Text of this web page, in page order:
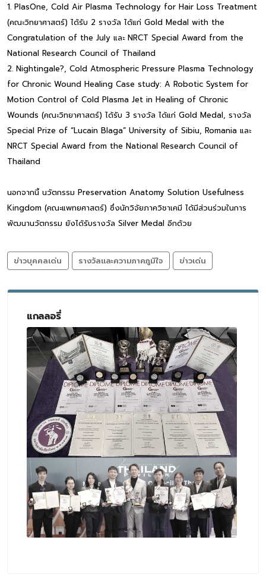
1. PlasOne, Cold Air Plasma Technology for Hair Loss Treatment
(คณะวิทยาศาสตร์) ได้รับ 2 รางวัล ได้แก่ Gold Medal with the
Congratulation of the July และ NRCT Special Award from the
National Research Council of Thailand
2. Nightingale?, Cold Atmospheric Pressure Plasma Technology
for Chronic Wound Healing Case study: A Robotic System for
Motion Control of Cold Plasma Jet in Healing of Chronic
Wounds (คณะวิทยาศาสตร์) ได้รับ 3 รางวัล ได้แก่ Gold Medal, รางวัล
Special Prize of “Lucain Blaga” University of Sibiu, Romania และ
NRCT Special Award from the National Research Council of
Thailand
นอกจากนี้ นวัตกรรม Preservation Anatomy Solution Usefulness
Kingdom (คณะแพทยศาสตร์) ซึ่งนักวิจัยภาควิชาเคมี ได้มีส่วนร่วมในการ
พัฒนานวัตกรรม ยังได้รับรางวัล Silver Medal อีกด้วย
ข่าวบุคคลเด่น รางวัลและความภาคภูมิใจ ข่าวเด่น
แกลลอรี่